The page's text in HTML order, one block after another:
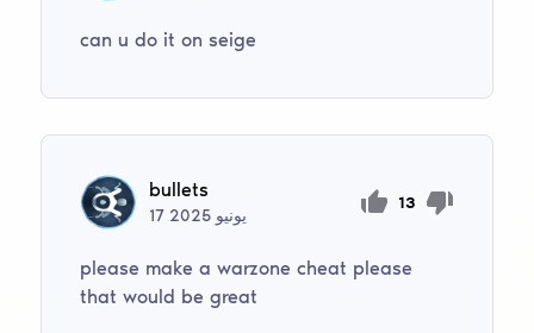
can u do it on seige
bullets
17 يونيو
13
please make a warzone cheat please
that would be great